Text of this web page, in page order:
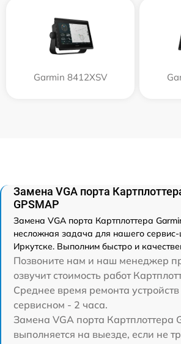
Garmin 8412XSV
Замена VGA порта
GPSMAP
Замена VGA порта Картплоттера
несложная задача для нашего сервис-
Иркутске. Выполним быстро и
Позвоните нам и наш менеджер
озвучит стоимость работ
Среднее время ремонта
сервисном - 2 часа.
Замена VGA порта Картплоттера
выполняется на выезде, если не